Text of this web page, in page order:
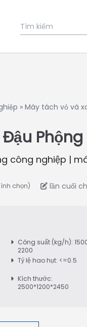
» Máy tách vỏ và
công nghiệp |
chọn) lần cuối
Công suất (kg/h):
2200
Tỷ lệ hao hụt: <=0.5
Kích thước:
2500*1200*2450